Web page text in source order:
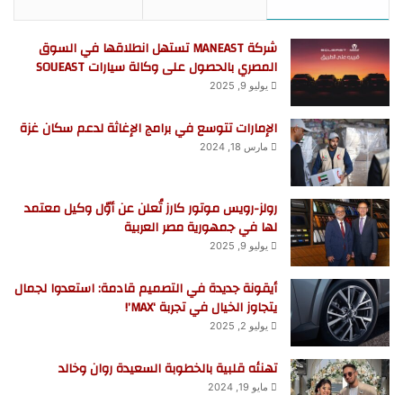
شركة MANEAST تستهل انطلاقها في السوق
المصري بالحصول على وكالة سيارات SOUEAST
يوليو 9, 2025
الإمارات تتوسع في برامج الإغاثة لدعم سكان غزة
مارس 18, 2024
رولز-رويس موتور كارز تُعلن عن أوّل وكيل معتمد
لها في جمهورية مصر العربية
يوليو 9, 2025
أيقونة جديدة في التصميم قادمة: استعدوا لجمال
يتجاوز الخيال في تجربة ‘MAX’!
يوليو 2, 2025
تهنئه قلبية بالخطوبة السعيدة روان وخالد
مايو 19, 2024